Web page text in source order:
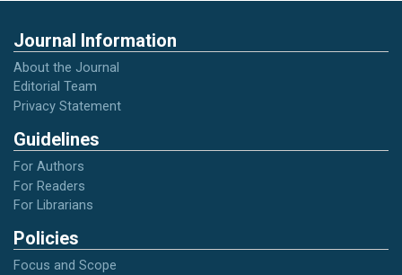
Yogyakarta: UGM PressProf. Dr. Yeremias T.
Keban, SU, MURP, 2008, Administrasi Publik.
Yogyakarta: Gava Media.
Organisasi Non Profit Bidang Pemerintahan
Dengan Ilustrasi di Bidang Pendidikan.
Yogyakarta: Gajah Mada Press.
padangkita.com. (2019). Retrieved 28 Oktober
2019, from
Journal Information
About the Journal
Editorial Team
Privacy Statement
Guidelines
For Authors
For Readers
For Librarians
Policies
Focus and Scope